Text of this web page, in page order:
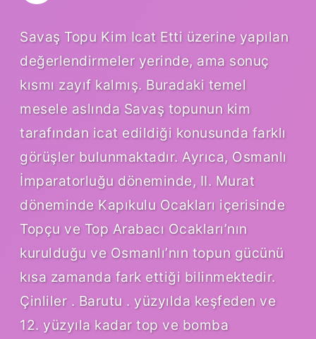
Savaş Topu Kim Icat Etti üzerine yapılan
değerlendirmeler yerinde, ama sonuç
kısmı zayıf kalmış. Buradaki temel
mesele aslında Savaş topunun kim
tarafından icat edildiği konusunda farklı
görüşler bulunmaktadır. Ayrıca, Osmanlı
İmparatorluğu döneminde, II. Murat
döneminde Kapıkulu Ocakları içerisinde
Topçu ve Top Arabacı Ocakları’nın
kurulduğu ve Osmanlı’nın topun gücünü
kısa zamanda fark ettiği bilinmektedir.
Çinliler . Barutu . yüzyılda keşfeden ve
12. yüzyıla kadar top ve bomba